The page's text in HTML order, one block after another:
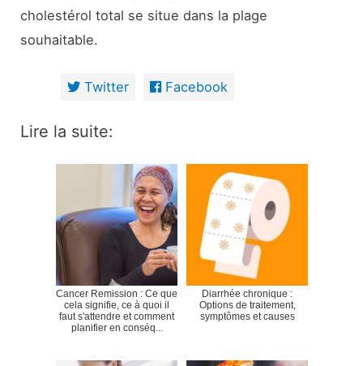
cholestérol total se situe dans la plage
souhaitable.
Twitter Facebook
Lire la suite:
Cancer Remission : Ce que
cela signifie, ce à quoi il
faut s'attendre et comment
planifier en conséq...
Diarrhée chronique :
Options de traitement,
symptômes et causes